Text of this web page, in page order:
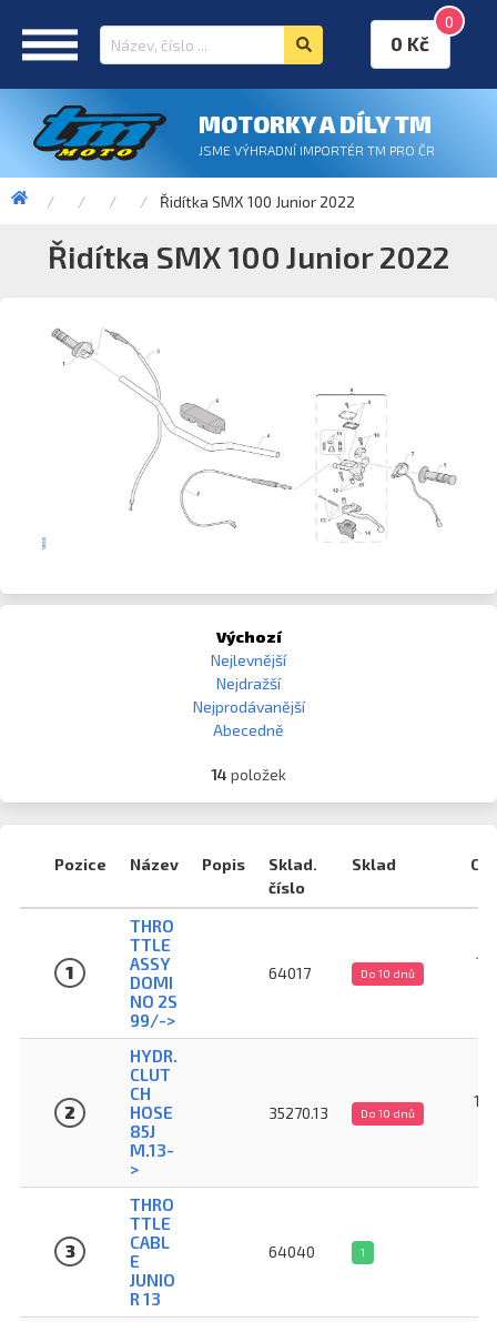
0
0 Kč
MOTORKY A DÍLY TM
JSME VÝHRADNÍ IMPORTÉR TM PRO ČR
Řidítka SMX 100 Junior 2022
Řidítka SMX 100 Junior 2022
Výchozí
Nejlevnější
Nejdražší
Nejprodávanější
Abecedně
14 položek
Pozice Název Popis
Sklad.
číslo
Sklad
1
THRO
TTLE
ASSY
DOMI
NO 2S
99/->
64017 Do 10 dnů
1
2
HYDR.
CLUT
CH
HOSE
85J
M.13-
>
35270.13 Do 10 dnů
1
3
THRO
TTLE
CABL
E
JUNIO
R 13
64040 1